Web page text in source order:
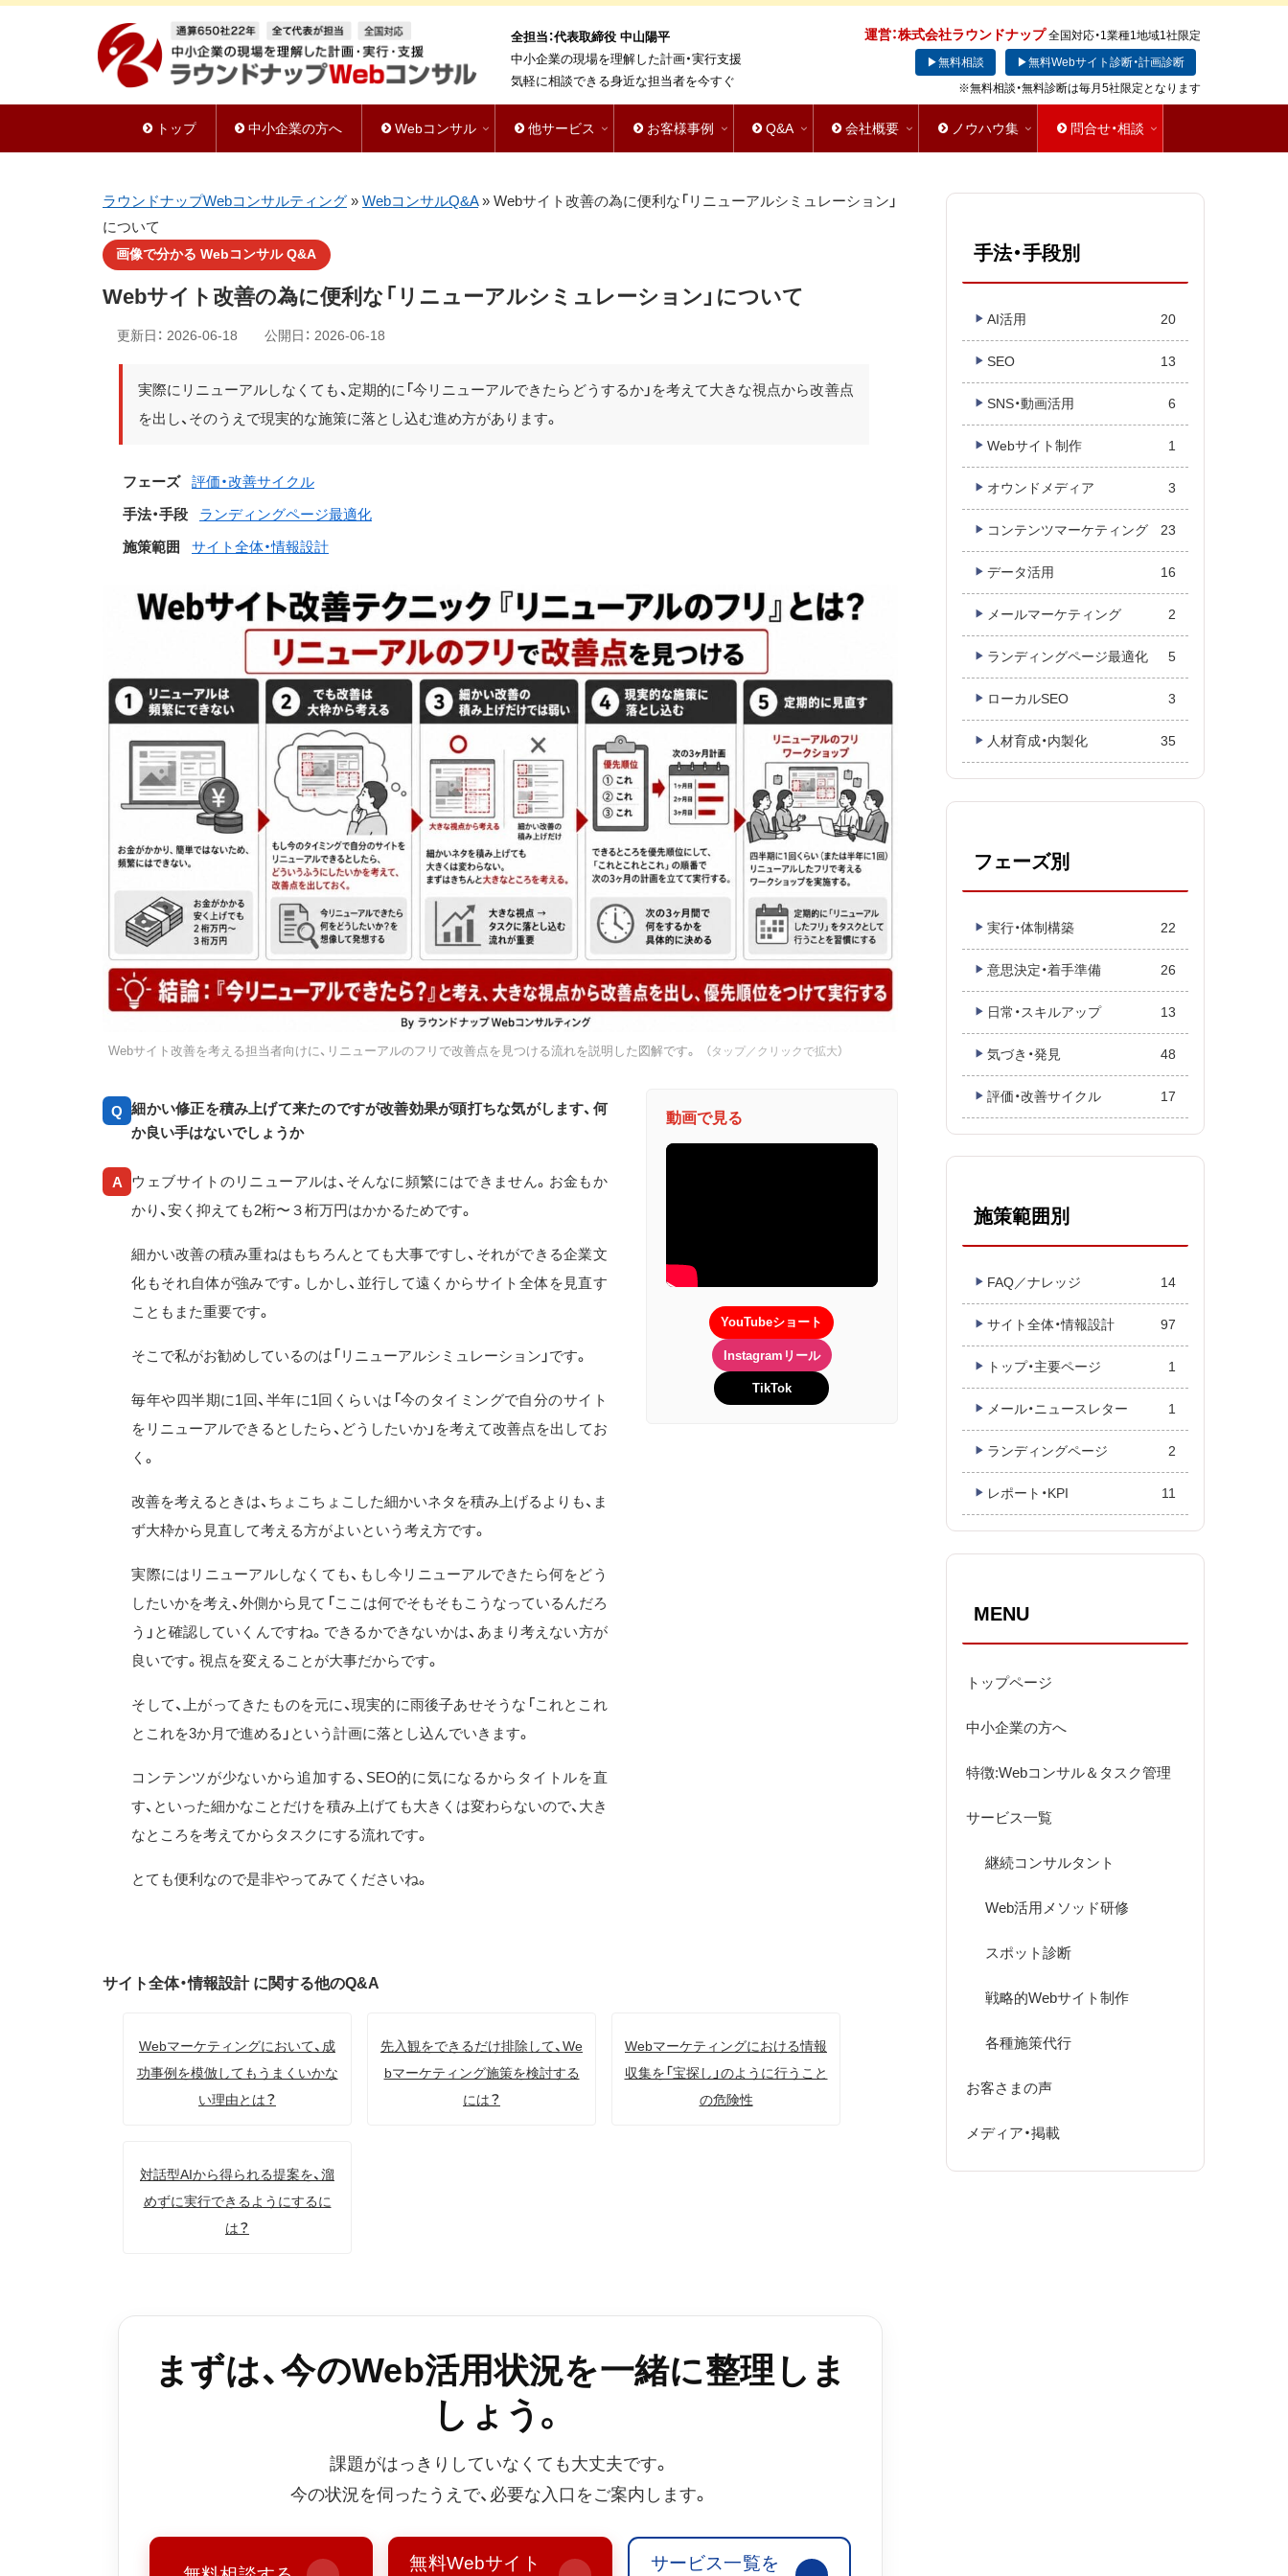
全担当：代表取締役 中山陽平
中小企業の現場を理解した計画・実行支援
気軽に相談できる身近な担当者を今すぐ
運営：株式会社ラウンドナップ 全国対応・1業種1地域1社限定
▶無料相談
▶無料Webサイト診断・計画診断
※無料相談・無料診断は毎月5社限定となります
トップ 中小企業の方へ Webコンサル 他サービス お客様事例 Q&A 会社概要 ノウハウ集 問合せ・相談
ラウンドナップWebコンサルティング » WebコンサルQ&A» Webサイト改善の為に便利な「リニューアルシミュレーション」
について
画像で分かる Webコンサル Q&A
Webサイト改善の為に便利な「リニューアルシミュレーション」について
更新日： 2026-06-18 公開日： 2026-06-18
実際にリニューアルしなくても、定期的に「今リニューアルできたらどうするか」を考えて大きな視点から改善点
を出し、そのうえで現実的な施策に落とし込む進め方があります。
フェーズ
評価・改善サイクル
手法・手段
ランディングページ最適化
施策範囲
サイト全体・情報設計
Webサイト改善を考える担当者向けに、リニューアルのフリで改善点を見つける流れを説明した図解です。 （タップ／クリックで拡大）
Q
細かい修正を積み上げて来たのですが改善効果が頭打ちな気がします、何
か良い手はないでしょうか
A
ウェブサイトのリニューアルは、そんなに頻繁にはできません。お金もか
かり、安く抑えても2桁〜３桁万円はかかるためです。
細かい改善の積み重ねはもちろんとても大事ですし、それができる企業文
化もそれ自体が強みです。しかし、並行して遠くからサイト全体を見直す
こともまた重要です。
そこで私がお勧めしているのは「リニューアルシミュレーション」です。
毎年や四半期に1回、半年に1回くらいは「今のタイミングで自分のサイト
をリニューアルできるとしたら、どうしたいか」を考えて改善点を出してお
く。
改善を考えるときは、ちょこちょこした細かいネタを積み上げるよりも、ま
ず大枠から見直して考える方がよいという考え方です。
実際にはリニューアルしなくても、もし今リニューアルできたら何をどう
したいかを考え、外側から見て「ここは何でそもそもこうなっているんだろ
う」と確認していくんですね。できるかできないかは、あまり考えない方が
良いです。視点を変えることが大事だからです。
そして、上がってきたものを元に、現実的に雨後子あせそうな「これとこれ
とこれを3か月で進める」という計画に落とし込んでいきます。
コンテンツが少ないから追加する、SEO的に気になるからタイトルを直
す、といった細かなことだけを積み上げても大きくは変わらないので、大き
なところを考えてからタスクにする流れです。
とても便利なので是非やってみてくださいね。
動画で見る
YouTubeショート
Instagramリール
TikTok
サイト全体・情報設計 に関する他のQ&A
Webマーケティングにおいて、成
功事例を模倣してもうまくいかな
い理由とは？
先入観をできるだけ排除して、We
bマーケティング施策を検討する
には？
Webマーケティングにおける情報
収集を「宝探し」のように行うこと
の危険性
対話型AIから得られる提案を、溜
めずに実行できるようにするに
は？
まずは、今のWeb活用状況を一緒に整理しま
しょう。
課題がはっきりしていなくても大丈夫です。
今の状況を伺ったうえで、必要な入口をご案内します。
無料Webサイト
サービス一覧を
手法・手段別
AI活用 20
SEO 13
SNS・動画活用 6
Webサイト制作 1
オウンドメディア 3
コンテンツマーケティング 23
データ活用 16
メールマーケティング 2
ランディングページ最適化 5
ローカルSEO 3
人材育成・内製化 35
フェーズ別
実行・体制構築 22
意思決定・着手準備 26
日常・スキルアップ 13
気づき・発見 48
評価・改善サイクル 17
施策範囲別
FAQ／ナレッジ 14
サイト全体・情報設計 97
トップ・主要ページ 1
メール・ニュースレター 1
ランディングページ 2
レポート・KPI 11
MENU
トップページ
中小企業の方へ
特徴:Webコンサル＆タスク管理
サービス一覧
継続コンサルタント
Web活用メソッド研修
スポット診断
戦略的Webサイト制作
各種施策代行
お客さまの声
メディア・掲載